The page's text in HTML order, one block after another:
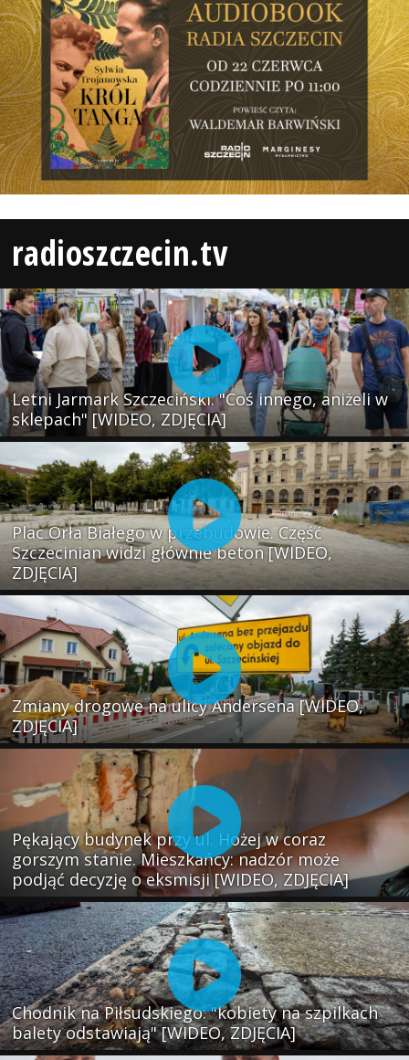
radioszczecin.tv
Letni Jarmark Szczeciński. "Coś innego, aniżeli w
sklepach" [WIDEO, ZDJĘCIA]
Plac Orła Białego w przebudowie. Część
Szczecinian widzi głównie beton [WIDEO,
ZDJĘCIA]
Zmiany drogowe na ulicy Andersena [WIDEO,
ZDJĘCIA]
Pękający budynek przy ul. Hożej w coraz
gorszym stanie. Mieszkańcy: nadzór może
podjąć decyzję o eksmisji [WIDEO, ZDJĘCIA]
Chodnik na Piłsudskiego: "kobiety na szpilkach
balety odstawiają" [WIDEO, ZDJĘCIA]